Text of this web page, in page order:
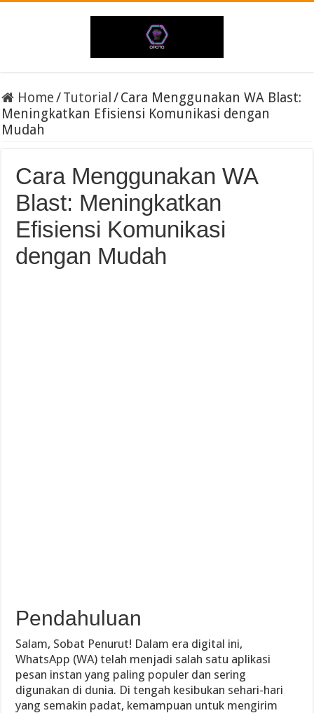
Home/Tutorial /Cara Menggunakan WA Blast:
Meningkatkan Efisiensi Komunikasi dengan
Mudah
Cara Menggunakan WA
Blast: Meningkatkan
Efisiensi Komunikasi
dengan Mudah
Pendahuluan
Salam, Sobat Penurut! Dalam era digital ini,
WhatsApp (WA) telah menjadi salah satu aplikasi
pesan instan yang paling populer dan sering
digunakan di dunia. Di tengah kesibukan sehari-hari
yang semakin padat, kemampuan untuk mengirim